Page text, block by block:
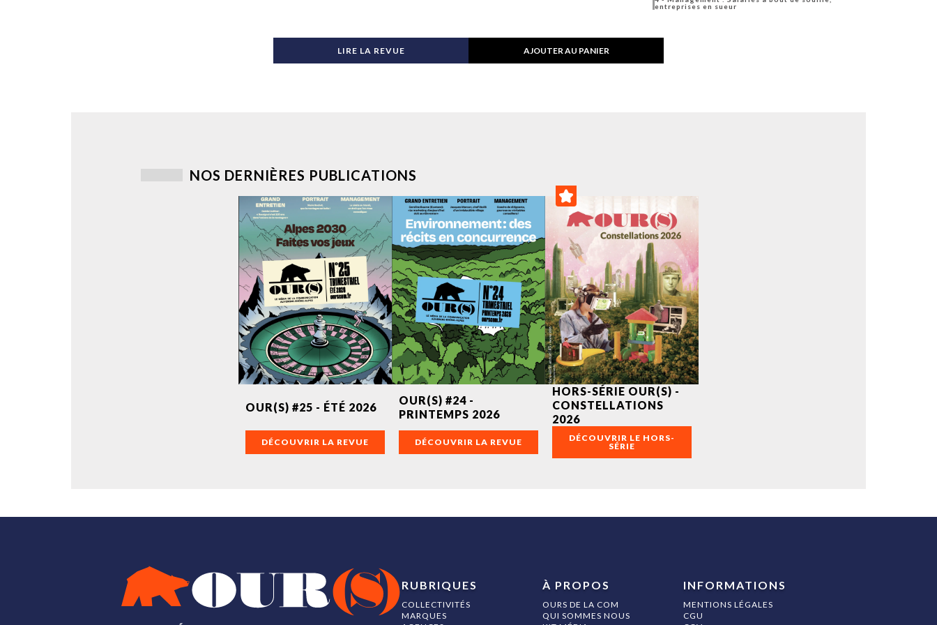
entreprises en sueur
LIRE LA REVUE AJOUTER AU PANIER
NOS DERNIÈRES PUBLICATIONS
OUR(S) #25 - ÉTÉ 2026
DÉCOUVRIR LA REVUE
OUR(S) #24 -
PRINTEMPS 2026
DÉCOUVRIR LA REVUE
HORS-SÉRIE OUR(S) -
CONSTELLATIONS
2026
DÉCOUVRIR LE HORS-
SÉRIE
RUBRIQUES
COLLECTIVITÉS
MARQUES
À PROPOS
OURS DE LA COM
QUI SOMMES NOUS
INFORMATIONS
MENTIONS LÉGALES
CGU